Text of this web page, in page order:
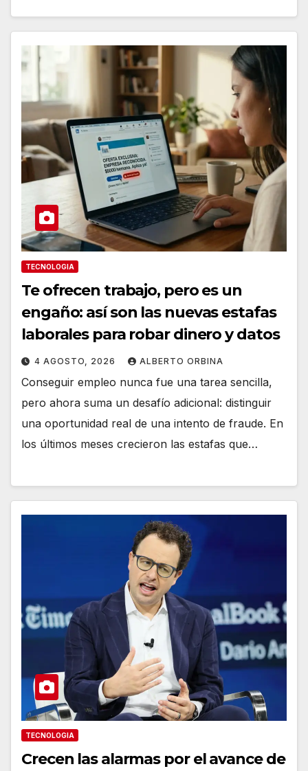
TECNOLOGIA
Te ofrecen trabajo, pero es un
engaño: así son las nuevas estafas
laborales para robar dinero y datos
4 AGOSTO, 2026 ALBERTO ORBINA
Conseguir empleo nunca fue una tarea sencilla,
pero ahora suma un desafío adicional: distinguir
una oportunidad real de una intento de fraude. En
los últimos meses crecieron las estafas que…
TECNOLOGIA
Crecen las alarmas por el avance de